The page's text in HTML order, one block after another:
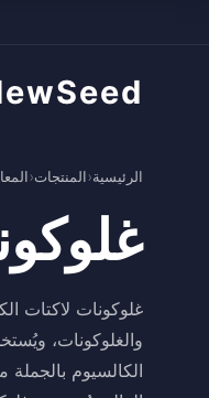
الرئيسية›المنتجات›
غلوكونات لاكتات
والغلوكونات،
الكالسيوم